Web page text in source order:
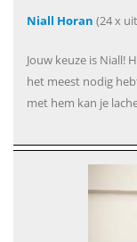
Niall Horan (24 x
Jouw keuze is Niall!
het meest nodig
met hem kan je